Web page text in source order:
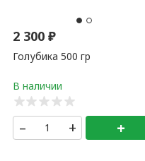
2 300₽
Голубика 500 гр
– + +